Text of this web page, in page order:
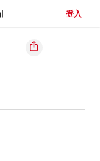
登入